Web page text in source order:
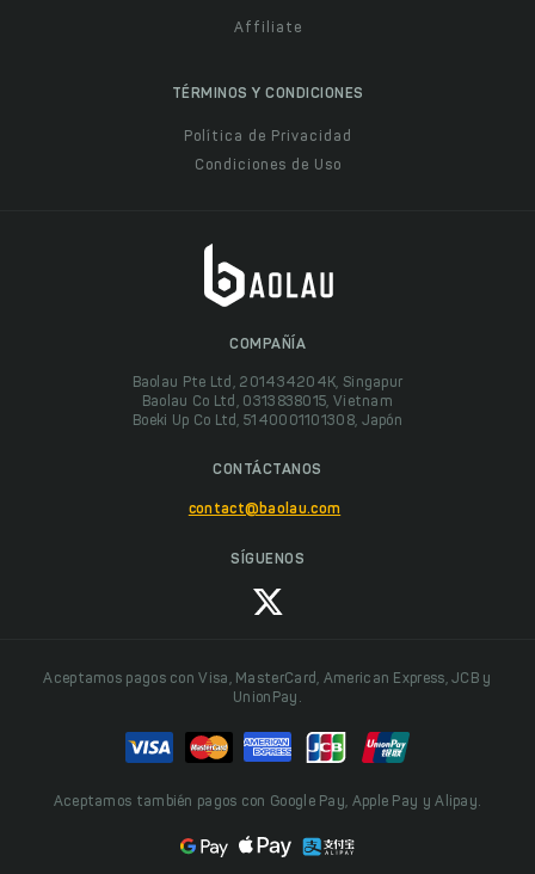
Affiliate
TÉRMINOS Y CONDICIONES
Política de Privacidad
Condiciones de Uso
COMPAÑÍA
Baolau Pte Ltd, 201434204K, Singapur
Baolau Co Ltd, 0313838015, Vietnam
Boeki Up Co Ltd, 5140001101308, Japón
CONTÁCTANOS
contact@baolau.com
SÍGUENOS
Aceptamos pagos con Visa, MasterCard, American Express, JCB y
UnionPay.
Aceptamos también pagos con Google Pay, Apple Pay y Alipay.